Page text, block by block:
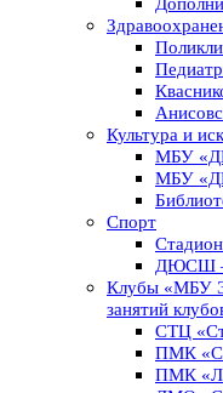
Культура и
МБУ
МБУ
Спорт
ДЮСШ
Клубы «МБУ
занятий
СТЦ
ПМК
ПМК